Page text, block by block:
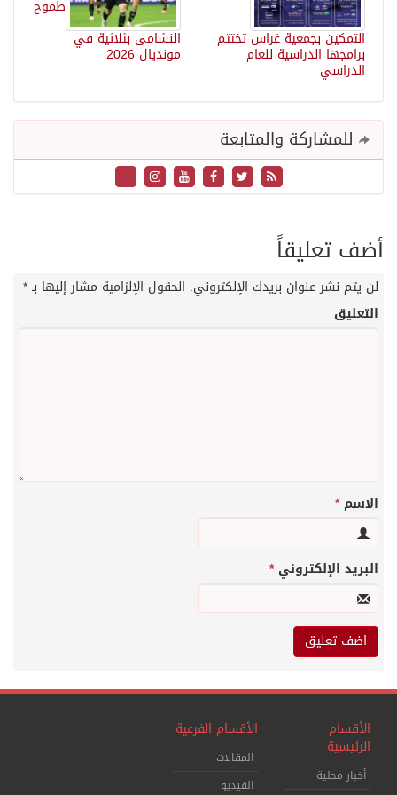
طموح
النشامى بثلاثية في
مونديال 2026
التمكين بجمعية غراس تختتم
برامجها الدراسية للعام
الدراسي
للمشاركة والمتابعة
أضف تعليقاً
لن يتم نشر عنوان بريدك الإلكتروني. الحقول الإلزامية مشار إليها بـ*
التعليق
الاسم*
البريد الإلكتروني*
الأقسام
الرئيسية
أخبار محلية
الأقسام الفرعية
المقالات
الفيديو